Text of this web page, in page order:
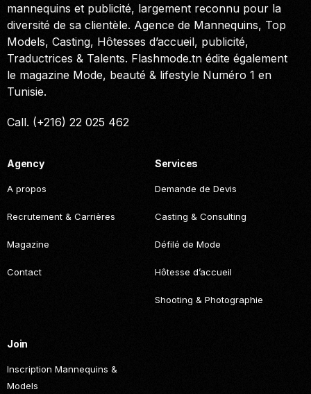
mannequins et publicité, largement reconnu pour la
diversité de sa clientèle. Agence de Mannequins, Top
Models, Casting, Hôtesses d’accueil, publicité,
Traductrices & Talents. Flashmode.tn édite également
le magazine Mode, beauté & lifestyle Numéro 1 en
Tunisie.
Call. (+216) 22 025 462
Agency
A propos
Recrutement & Carrières
Magazine
Contact
Services
Demande de Devis
Casting & Consulting
Défilé de Mode
Hôtesse d’accueil
Shooting & Photographie
Join
Inscription Mannequins &
Models